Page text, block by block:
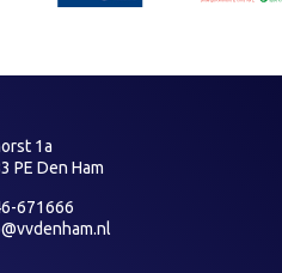
1a
PE Den Ham
671666